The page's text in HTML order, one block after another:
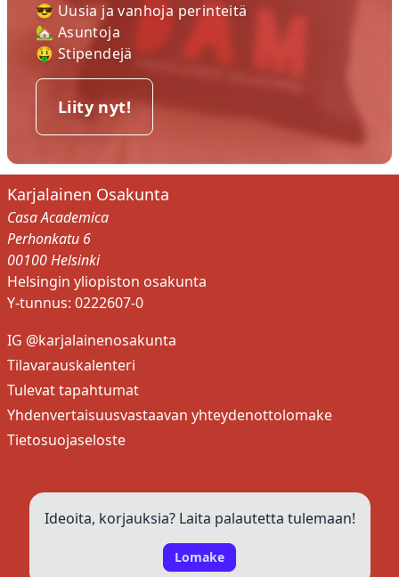
😎 Uusia ja vanhoja perinteitä
🏡 Asuntoja
🤑 Stipendejä
Liity nyt!
Karjalainen Osakunta
Casa Academica
Perhonkatu 6
00100 Helsinki
Helsingin yliopiston osakunta
Y-tunnus: 0222607-0
IG @karjalainenosakunta
Tilavarauskalenteri
Tulevat tapahtumat
Yhdenvertaisuusvastaavan yhteydenottolomake
Tietosuojaseloste
Ideoita, korjauksia? Laita palautetta tulemaan!
Lomake